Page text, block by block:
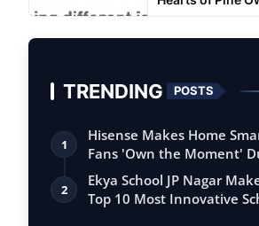
TRENDING POSTS
1
Hisense Makes Home
Fans 'Own the Moment'
Club Wor…
2
Ekya School JP Nagar
Top 10 Most Innovative